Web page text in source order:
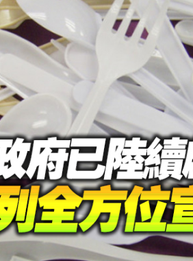
依法公正處理黎智英求情 罪證如
時代命題
級 五組數據見證文儒沉香從傳統
協委員考察團來瓊考察
換新帶動消費約18億元
年合計營收2.58萬億 利潤總額近
動解鎖閱讀新玩法
家齊聚深圳，共奏客家文化傳承